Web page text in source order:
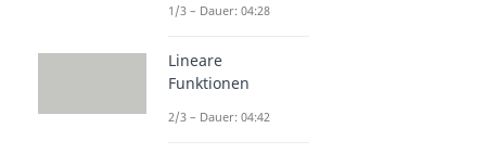
1/3 – Dauer: 04:28
Lineare
Funktionen
2/3 – Dauer: 04:42